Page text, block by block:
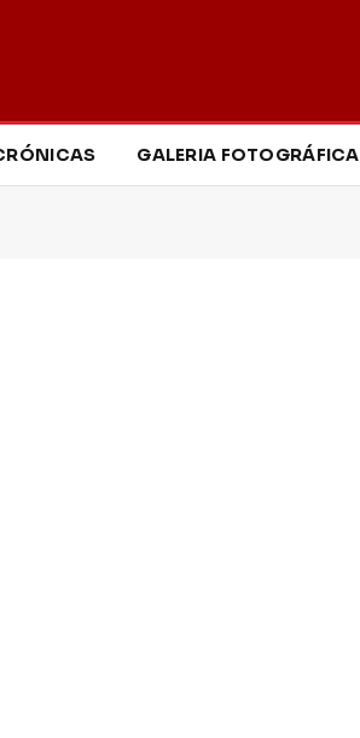
GALERIA FOTOGRÁFICA